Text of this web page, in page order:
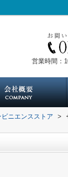
営業時間：
ニエンスストア >